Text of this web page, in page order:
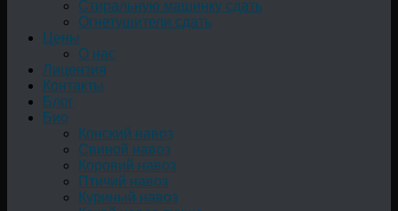
Стиральную машинку сдать
Огнетушители сдать
Цены
О нас
Лицензия
Контакты
Блог
Био
Конский навоз
Свиной навоз
Коровий навоз
Птичий навоз
Куриный навоз